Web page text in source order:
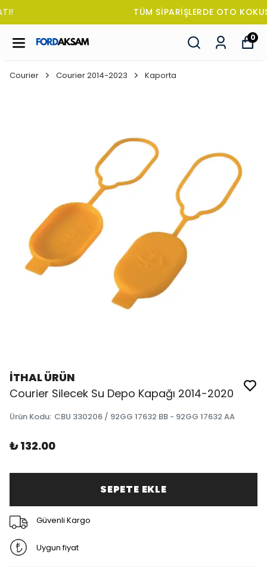
TÜM SİPARİŞLERDE OTO KOKUSU HEDİYE!
0
Courier Courier 2014-2023 Kaporta
İTHAL ÜRÜN
Courier Silecek Su Depo Kapağı 2014-2020
Ürün Kodu: CBU 330206 / 92GG 17632 BB - 92GG 17632 AA
₺ 132.00
SEPETE EKLE
Güvenli Kargo
Uygun fiyat